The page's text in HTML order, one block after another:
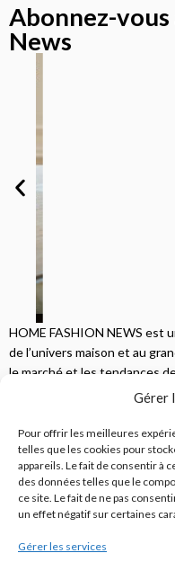
Gérer
Pour offrir les meilleures
telles que les cookies pour
appareils. Le fait de consentir à
des données telles que le
ce site. Le fait de ne pas
un effet négatif sur certaines
Gérer les services
Abonnez-vous
News
HOME FASHION NEWS est
de l’univers maison et au
le marché et les tendances
lecteurs une vision complète.
JE M'ABONNE